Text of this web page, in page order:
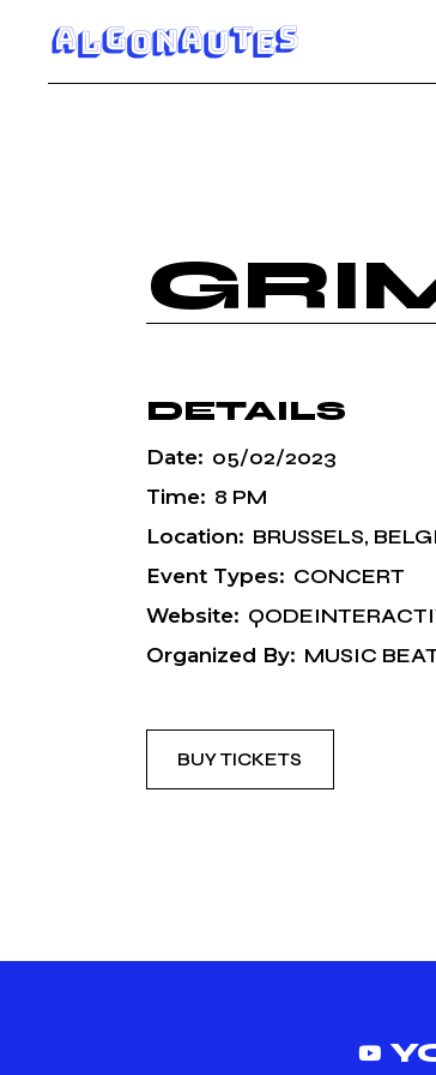
DETAILS
Date: 05/02/2023
Time: 8 PM
Location: BRUSSELS,
Event Types: CONCERT
Website:
Organized By: MUSIC
BUY TICKETS